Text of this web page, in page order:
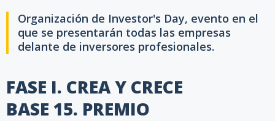
Organización de Investor's Day, evento en el
que se presentarán todas las empresas
delante de inversores profesionales.
FASE I. CREA Y CRECE
BASE 15. PREMIO